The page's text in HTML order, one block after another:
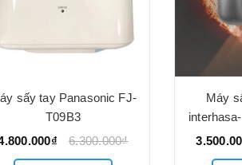
sấy tay Panasonic FJ-
T09B3
6.300.000₫
Máy